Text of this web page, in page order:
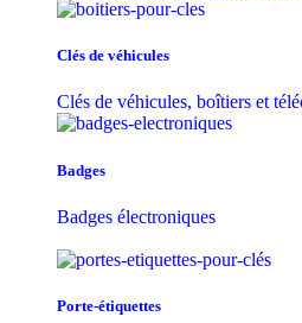
Clés de véhicules
Clés de véhicules, boîtiers et
Badges
Badges électroniques
Porte-étiquettes